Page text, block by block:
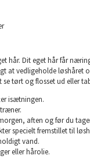
hår. Dit eget hår får
at vedligeholde løshåret
tørt og flosset ud eller
isætningen.
aften og før du
specielt fremstillet til
vand.
eller hårolie.